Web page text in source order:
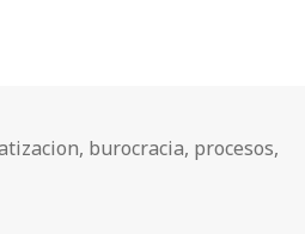
, burocracia, procesos,